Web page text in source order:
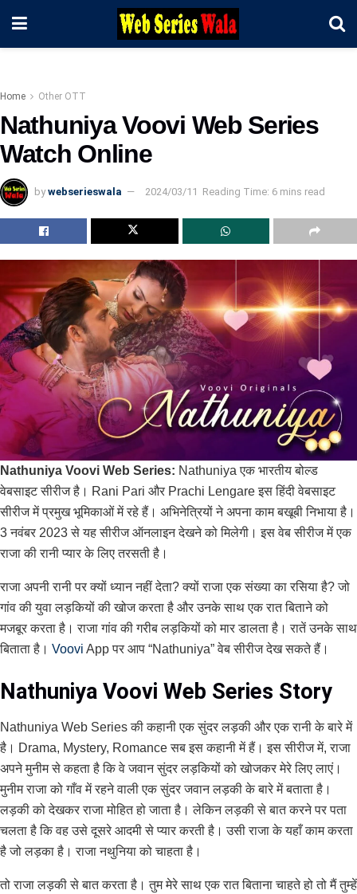
Home Other OTT
Nathuniya Voovi Web Series
Watch Online
by webserieswala 2024/03/11 Reading Time: 6 mins read
Nathuniya Voovi Web Series: Nathuniya एक भारतीय बोल्ड
वेबसाइट सीरीज है। Rani Pari और Prachi Lengare इस हिंदी वेबसाइट
सीरीज में प्रमुख भूमिकाओं में रहे हैं। अभिनेत्रियों ने अपना काम बखूबी निभाया है।
3 नवंबर 2023 से यह सीरीज ऑनलाइन देखने को मिलेगी। इस वेब सीरीज में एक
राजा की रानी प्यार के लिए तरसती है।
राजा अपनी रानी पर क्यों ध्यान नहीं देता? क्यों राजा एक संख्या का रसिया है? जो
गांव की युवा लड़कियों की खोज करता है और उनके साथ एक रात बिताने को
मजबूर करता है। राजा गांव की गरीब लड़कियों को मार डालता है। रातें उनके साथ
बिताता है। Voovi App पर आप “Nathuniya” वेब सीरीज देख सकते हैं।
Nathuniya Voovi Web Series Story
Nathuniya Web Series की कहानी एक सुंदर लड़की और एक रानी के बारे में
है। Drama, Mystery, Romance सब इस कहानी में हैं। इस सीरीज में, राजा
अपने मुनीम से कहता है कि वे जवान सुंदर लड़कियों को खोजकर मेरे लिए लाएं।
मुनीम राजा को गाँव में रहने वाली एक सुंदर जवान लड़की के बारे में बताता है।
लड़की को देखकर राजा मोहित हो जाता है। लेकिन लड़की से बात करने पर पता
चलता है कि वह उसे दूसरे आदमी से प्यार करती है। उसी राजा के यहाँ काम करता
है जो लड़का है। राजा नथुनिया को चाहता है।
तो राजा लड़की से बात करता है। तुम मेरे साथ एक रात बिताना चाहते हो तो मैं तुम्हें